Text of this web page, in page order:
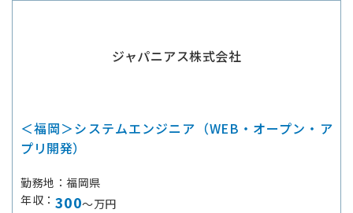
ジャパニアス株式会社
＜福岡＞システムエンジニア（WEB・オープン・ア
プリ開発）
勤務地
福岡県
年収
300～万円